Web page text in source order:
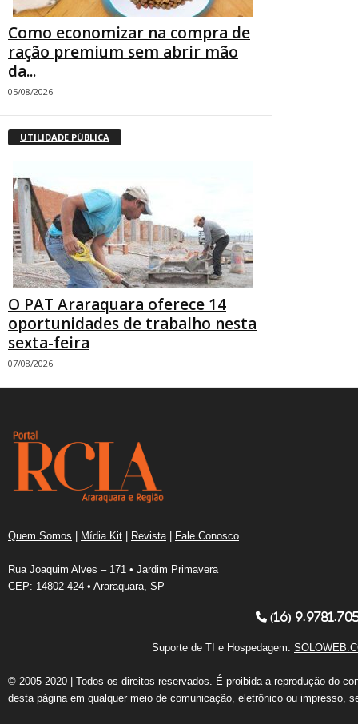
Como economizar na compra de
ração premium sem abrir mão
da...
05/08/2026
UTILIDADE PÚBLICA
O PAT Araraquara oferece 14
oportunidades de trabalho nesta
sexta-feira
07/08/2026
Quem Somos | Mídia Kit | Revista | Fale Conosco
Rua Joaquim Alves – 171 • Jardim Primavera
CEP: 14802-424 • Araraquara, SP
(16)
Suporte de TI e Hospedagem:
© 2005-2020 | Todos os direitos reservados. É proibida a reprodução do
desta página em qualquer meio de comunicação, eletrônico ou impresso,